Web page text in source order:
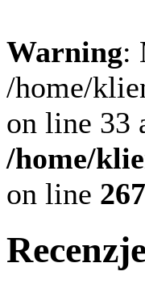
Warning:
/home/
on line 33
/home/
on line 267